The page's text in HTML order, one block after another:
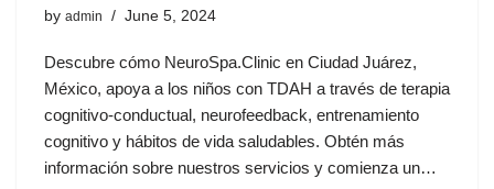
by admin June 5, 2024
Descubre cómo NeuroSpa.Clinic en Ciudad Juárez,
México, apoya a los niños con TDAH a través de terapia
cognitivo-conductual, neurofeedback, entrenamiento
cognitivo y hábitos de vida saludables. Obtén más
información sobre nuestros servicios y comienza un…